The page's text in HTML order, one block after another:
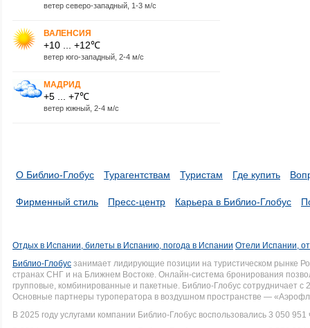
ветер северо-западный, 1-3 м/с
ВАЛЕНСИЯ
+10 ... +12℃
ветер юго-западный, 2-4 м/с
МАДРИД
+5 ... +7℃
ветер южный, 2-4 м/с
О Библио-Глобус Турагентствам Туристам Где купить
Фирменный стиль Пресс-центр Карьера в Библио-Глобус
Отдых в Испании, билеты в Испанию, погода в Испании Отели Испании,
Библио-Глобус занимает лидирующие позиции на туристическом рынке
странах СНГ и на Ближнем Востоке. Онлайн-система бронирования
групповые, комбинированные и пакетные. Библио-Глобус сотрудничает
Основные партнеры туроператора в воздушном пространстве —
В 2025 году услугами компании Библио-Глобус воспользовались 3 050 951